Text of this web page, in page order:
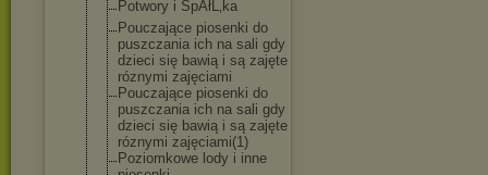
Potwory i SpĂłĹ‚ka
Pouczające piosenki do
puszczania ich na sali gdy
dzieci się bawią i są zajęte
róznymi zajęciami
Pouczające piosenki do
puszczania ich na sali gdy
dzieci się bawią i są zajęte
róznymi zajęciami(1)
Poziomkowe lody i inne